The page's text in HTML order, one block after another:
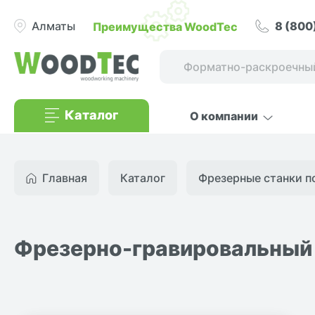
Алматы Преимущества WoodTec 8
Каталог О компании
Главная Каталог Фрезерные станки
Фрезерно-